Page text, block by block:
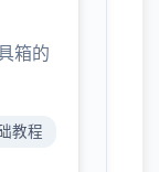
箱的
教程